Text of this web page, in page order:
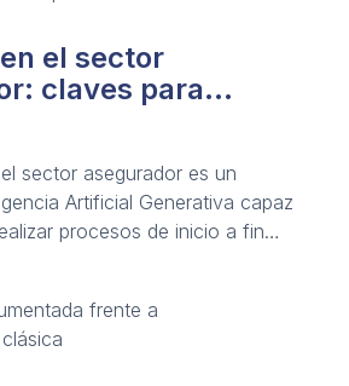
el sector
claves para
su aplicación
sector asegurador es un
Artificial Generativa capaz
procesos de inicio a fin
en segundos.